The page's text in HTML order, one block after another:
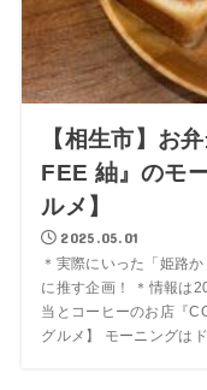
【相生市】お
FEE 紬』のモ
ルメ】
2025.05.01
＊実際にいった「姫路
に推す企画！ ＊情報は
当とコーヒーのお店『
グルメ】 モーニングは